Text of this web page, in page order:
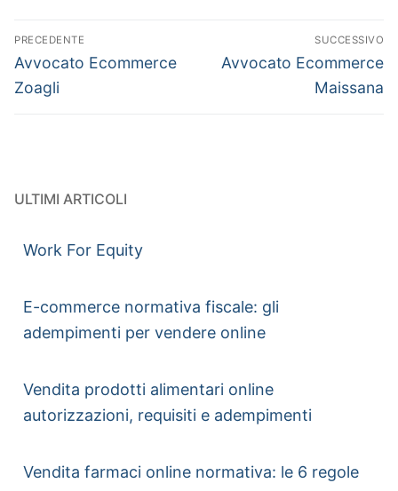
PRECEDENTE
Avvocato Ecommerce
Zoagli
SUCCESSIVO
Avvocato Ecommerce
Maissana
ULTIMI ARTICOLI
Work For Equity
E-commerce normativa fiscale: gli
adempimenti per vendere online
Vendita prodotti alimentari online
autorizzazioni, requisiti e adempimenti
Vendita farmaci online normativa: le 6 regole